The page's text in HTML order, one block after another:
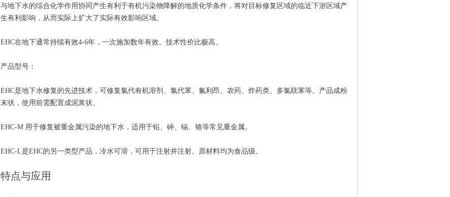
与地下水的综合化学作用协同产生有利于有机污染物降解的地质化学条件，将对目标修复区域的临近下游区域产
生有利影响，从而实际上扩大了实际有效影响区域。
EHC在地下通常持续有效4-6年，一次施加数年有效。技术性价比极高。
产品型号：
EHC是地下水修复的先进技术，可修复氯代有机溶剂、氯代苯、氟利昂、农药、炸药类、多氯联苯等。产品成粉
末状，使用前需配置成泥浆状。
EHC-M 用于修复被重金属污染的地下水，适用于铅、砷、镉、铬等常见重金属。
EHC-L是EHC的另一类型产品，冷水可溶，可用于注射井注射。原材料均为食品级。
特点与应用